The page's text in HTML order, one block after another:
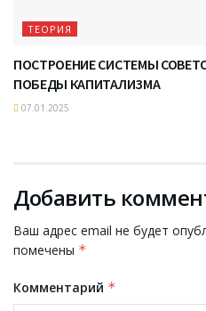
ТЕОРИЯ
ПОСТРОЕНИЕ СИСТЕМЫ
ПОБЕДЫ КАПИТАЛИЗМА
07.01.2025
Добавить
Ваш адрес email не будет
помечены *
Комментарий *